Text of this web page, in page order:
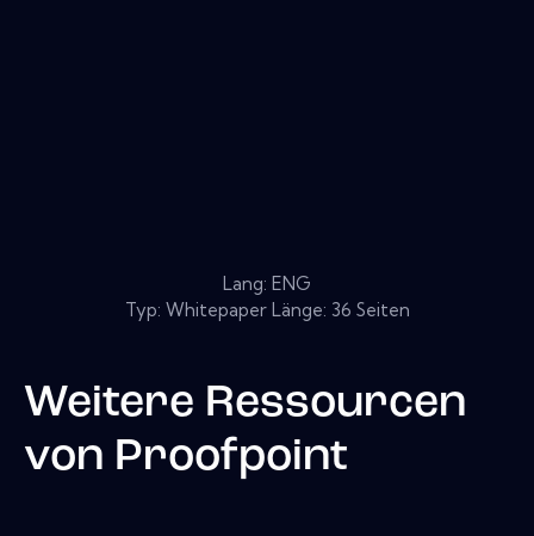
Lang: ENG
Typ: Whitepaper Länge: 36 Seiten
Weitere Ressourcen
von Proofpoint